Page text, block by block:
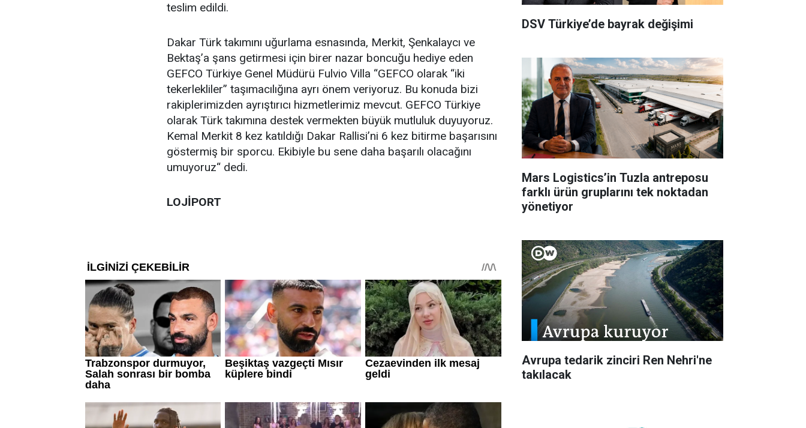
teslim edildi.
Dakar Türk takımını uğurlama esnasında, Merkit, Şenkalaycı ve
Bektaş’a şans getirmesi için birer nazar boncuğu hediye eden
GEFCO Türkiye Genel Müdürü Fulvio Villa “GEFCO olarak “iki
tekerlekliler” taşımacılığına ayrı önem veriyoruz. Bu konuda bizi
rakiplerimizden ayrıştırıcı hizmetlerimiz mevcut. GEFCO Türkiye
olarak Türk takımına destek vermekten büyük mutluluk duyuyoruz.
Kemal Merkit 8 kez katıldığı Dakar Rallisi’ni 6 kez bitirme başarısını
göstermiş bir sporcu. Ekibiyle bu sene daha başarılı olacağını
umuyoruz“ dedi.
LOJİPORT
DSV Türkiye’de bayrak değişimi
Mars Logistics’in Tuzla antreposu
farklı ürün gruplarını tek noktadan
yönetiyor
Avrupa tedarik zinciri Ren Nehri'ne
takılacak